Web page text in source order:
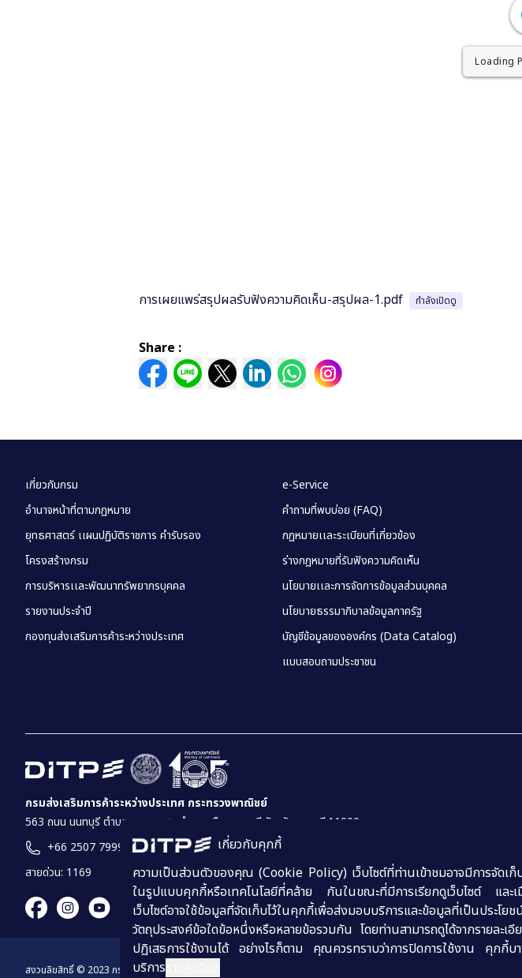
Loading
Loading
การเผยแพร่สรุปผลรับฟังความคิดเห็น-สรุปผล-1.pdf กำลังเปิดดู
Share :
เกี่ยวกับคุกกี้
ความเป็นส่วนตัวของคุณ (Cookie Policy) เว็บไซต์ที่ท่านเข้าชมอาจมีการจัดเ
ในรูปแบบคุกกี้หรือเทคโนโลยีที่คล้าย กันในขณะที่มีการเรียกดูเว็บไซต์ และ
เว็บไซต์อาจใช้ข้อมูลที่จัดเก็บไว้ในคุกกี้เพื่อส่งมอบบริการและข้อมูลที่เป็นป
วัตถุประสงค์ข้อใดข้อหนึ่งหรือหลายข้อรวมกัน โดยท่านสามารถดูได้จากรายละ
ปฏิเสธการใช้งานได้ อย่างไรก็ตาม คุณควรทราบว่าการปิดการใช้งาน คุกกี้บา
บริการ
เกี่ยวกับกรม
อำนาจหน้าที่ตามกฎหมาย
ยุทธศาสตร์ เเผนปฏิบัติราชการ คำรับรอง
โครงสร้างกรม
การบริหารเเละพัฒนาทรัพยากรบุคคล
รายงานประจำปี
กองทุนส่งเสริมการค้าระหว่างประเทศ
e-Service
คำถามที่พบบ่อย (FAQ)
กฎหมายเเละระเบียบที่เกี่ยวข้อง
ร่างกฎหมายที่รับฟังความคิดเห็น
นโยบายเเละการจัดการข้อมูลส่วนบุคคล
นโยบายธรรมาภิบาลข้อมูลภาครัฐ
บัญชีข้อมูลขององค์กร (Data Catalog)
แบบสอบถามประชาชน
กรมส่งเสริมการค้าระหว่างประเทศ กระทรวงพาณิชย์
563 ถนน นนทบุรี ตำบล บางกระสอ อำเภอเมืองนนทบุรี จังหวัดนนทบุรี 11000
+66 2507 7999
สายด่วน: 1169
สงวนลิขสิทธิ์ © 2023 กรมส่งเสริมการค้าระหว่างประเทศ